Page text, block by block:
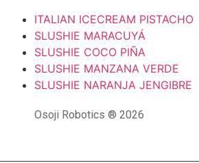
ITALIAN ICECREAM PISTACHO
SLUSHIE MARACUYÁ
SLUSHIE COCO PIÑA
SLUSHIE MANZANA VERDE
SLUSHIE NARANJA JENGIBRE
Osoji Robotics ® 2026